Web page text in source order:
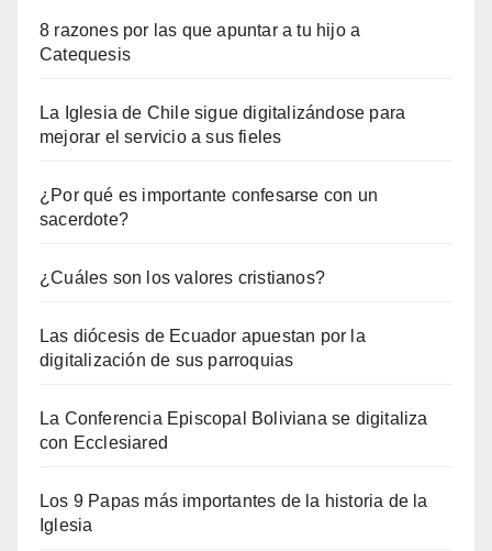
8 razones por las que apuntar a tu hijo a
Catequesis
La Iglesia de Chile sigue digitalizándose para
mejorar el servicio a sus fieles
¿Por qué es importante confesarse con un
sacerdote?
¿Cuáles son los valores cristianos?
Las diócesis de Ecuador apuestan por la
digitalización de sus parroquias
La Conferencia Episcopal Boliviana se digitaliza
con Ecclesiared
Los 9 Papas más importantes de la historia de la
Iglesia